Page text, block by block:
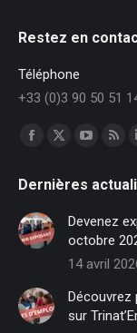
Restez en
Téléphone
+33 (0)3 90 50 51
Trouvez nous sur :
Facebook
opens
in
new
window
X
opens
new
window
opens
in
new
window
in
new
Dernières
Devenez
octobre
14 avril
Découvrez
sur